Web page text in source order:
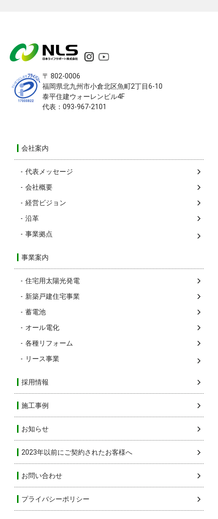
〒 802-0006
福岡県北九州市小倉北区魚町2丁目6-10
泰平住建ウォーレンビル4F
代表：093-967-2101
会社案内
代表メッセージ
会社概要
経営ビジョン
沿革
事業拠点
事業案内
住宅用太陽光発電
新築戸建住宅事業
蓄電池
オール電化
各種リフォーム
リース事業
採用情報
施工事例
お知らせ
2023年以前にご契約されたお客様へ
お問い合わせ
プライバシーポリシー